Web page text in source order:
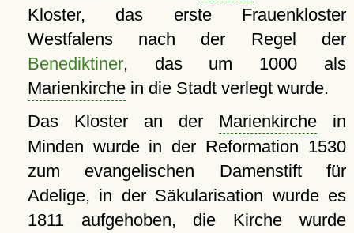
Kloster, das erste Frauenkloster
Westfalens nach der Regel der
Benediktiner, das um 1000 als
Marienkirchein die Stadt verlegt wurde.
Das Kloster an der Marienkirchein
Minden wurde in der Reformation 1530
zum evangelischen Damenstift für
Adelige, in der Säkularisation wurde es
1811 aufgehoben, die Kirche wurde